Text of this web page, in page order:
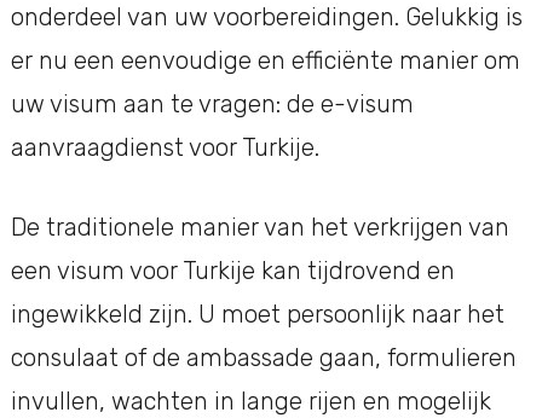
onderdeel van uw voorbereidingen. Gelukkig is
er nu een eenvoudige en efficiënte manier om
uw visum aan te vragen: de e-visum
aanvraagdienst voor Turkije.
De traditionele manier van het verkrijgen van
een visum voor Turkije kan tijdrovend en
ingewikkeld zijn. U moet persoonlijk naar het
consulaat of de ambassade gaan, formulieren
invullen, wachten in lange rijen en mogelijk